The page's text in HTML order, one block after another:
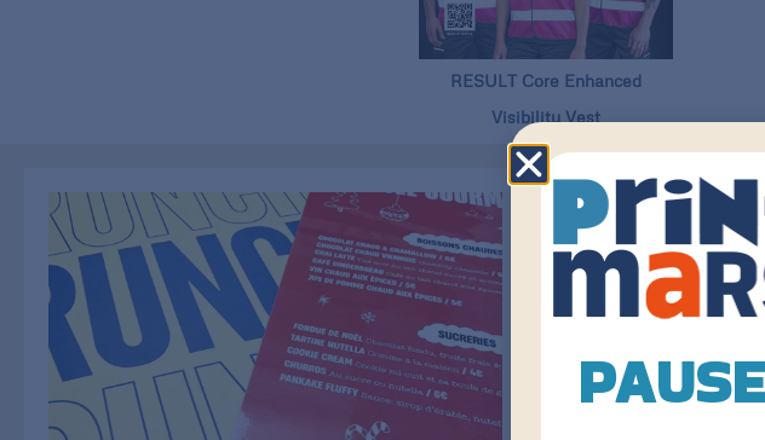
RESULT Core Enhanced
Visibility Vest